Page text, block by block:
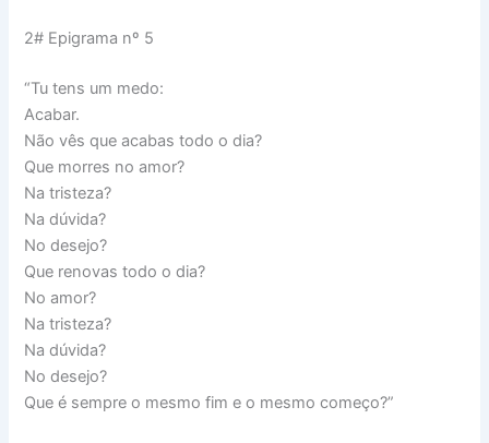
2# Epigrama nº 5
“Tu tens um medo:
Acabar.
Não vês que acabas todo o dia?
Que morres no amor?
Na tristeza?
Na dúvida?
No desejo?
Que renovas todo o dia?
No amor?
Na tristeza?
Na dúvida?
No desejo?
Que é sempre o mesmo fim e o mesmo começo?”